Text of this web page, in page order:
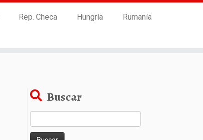
Rep. Checa Hungría
Rumanía
Buscar